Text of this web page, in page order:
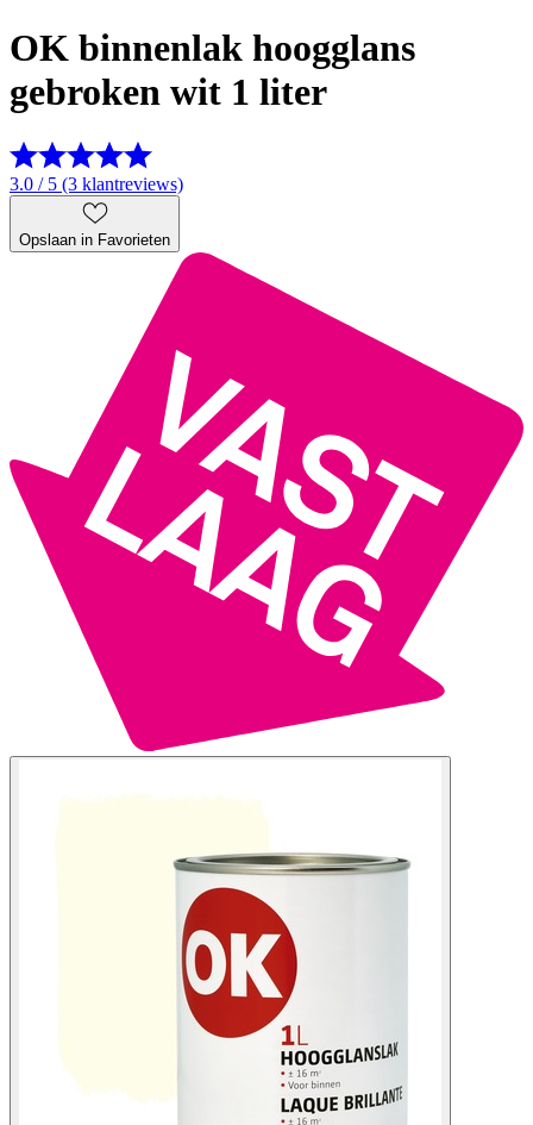
OK binnenlak hoogglans
gebroken wit 1 liter
3.0 / 5 (3 klantreviews)
Opslaan in Favorieten